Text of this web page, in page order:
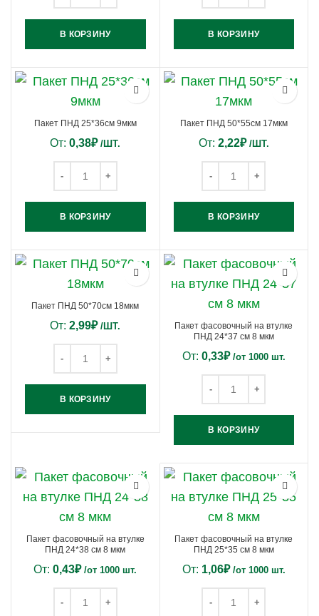
В КОРЗИНУ В КОРЗИНУ
Пакет ПНД 25*36см 9мкм
От:0,38₽ /ШТ.
В КОРЗИНУ
Пакет ПНД 50*55см 17мкм
От: 2,22₽ /ШТ.
В КОРЗИНУ
Пакет ПНД 50*70см 18мкм
От:2,99₽ /ШТ.
В КОРЗИНУ
Пакет фасовочный на втулке
ПНД 24*37 см 8 мкм
От: 0,33₽ /от 1000 шт.
В КОРЗИНУ
Пакет фасовочный на втулке
ПНД 24*38 см 8 мкм
От:0,43₽ /от 1000 шт.
Пакет фасовочный на втулке
ПНД 25*35 см 8 мкм
От: 1,06₽ /от 1000 шт.